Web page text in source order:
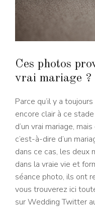
Ces photos
vrai mariage ?
Parce qu’il y a
encore clair à ce
d’un vrai mariage,
c’est-à-dire d’un
dans ce cas, les deux
dans la vraie vie et
séance photo, ils ont
vous trouverez ici
sur Wedding Twitter